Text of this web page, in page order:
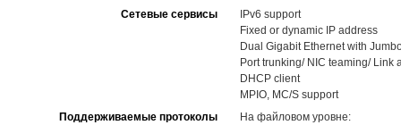
Сетевые сервисы
IPv6 support
Fixed or dynamic IP address
Dual Gigabit Ethernet with
Port trunking/ NIC teaming/ Link
DHCP client
MPIO, MC/S support
Поддерживаемые протоколы
На файловом уровне: